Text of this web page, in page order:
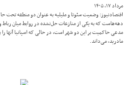
مرداد ۱۷, ۱۴۰۵
اقتصادنیوز: وضعیت سئوتا و ملیلیه به عنوان دو منطقه تحت
دهه‌هاست که به یکی از منازعات حل‌نشده در روابط میان
مدعی حاکمیت بر این دو شهر است، در حالی که اسپانیا آنها
مادرید، می‌داند.